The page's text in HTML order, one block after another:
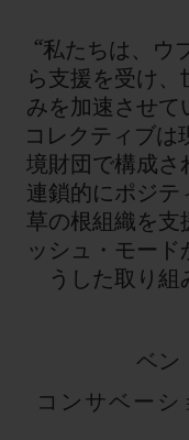
“私たちは、ウ
ら支援を受け、
みを加速させて
コレクティブは
境財団で構成さ
連鎖的にポジテ
草の根組織を支
ッシュ・モード
うした取り
ベン
コンサベー